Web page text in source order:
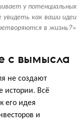
у потенциальных
как ваши идеи
в жизнь?»
с вымысла
не создают
Всё
его идея
и